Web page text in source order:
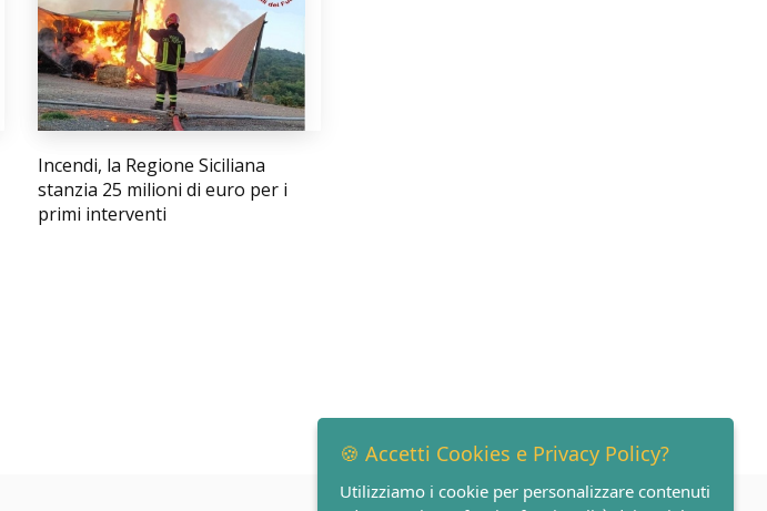
Incendi, la Regione Siciliana
stanzia 25 milioni di euro per i
primi interventi
🍪 Accetti Cookies e Privacy Policy?
Utilizziamo i cookie per personalizzare contenuti